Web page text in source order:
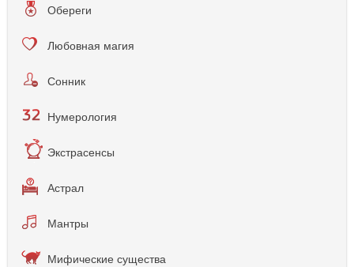
Обереги
Любовная магия
Сонник
Нумерология
Экстрасенсы
Астрал
Мантры
Мифические существа